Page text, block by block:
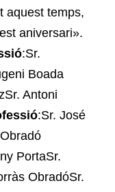
aquest temps,
aniversari».
:Sr.
Boada
Antoni
:Sr. José
PortaSr.
ObradóSr.